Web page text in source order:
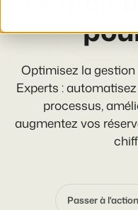
Moteur de Réservation
Boostez les réservations
Intelligence économique
Intégration de site web
Vous avez déjà un site web
Campings
Aires de camping, tentes
Villages de vacances
Stations de ski, de bien-
Connaissance
Suivez des cours en ligne et
Découvrez les tendances
Tarifs
Se connecter
Optimisez la
Experts :
processus,
augmentez vos
Passer à l'action